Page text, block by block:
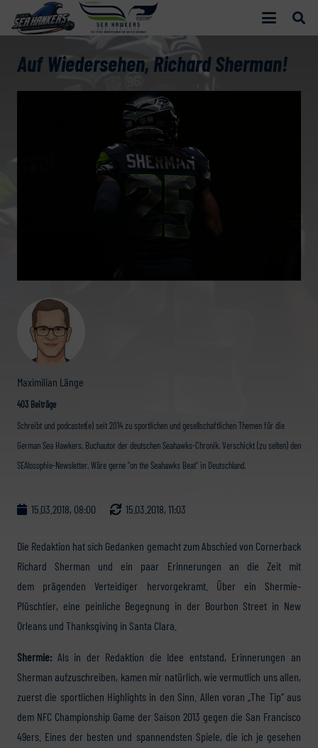
Maximilian Länge
403 Beiträge
Schreibt und podcastet(e) seit 2014 zu sportlichen und gesellschaftlichen Themen für die
German Sea Hawkers. Buchautor der deutschen Seahawks-Chronik. Verschickt (zu selten) den
SEAlosophie-Newsletter. Wäre gerne "on the Seahawks Beat" in Deutschland.
Auf Wiedersehen, Richard Sherman!
15.03.2018, 08:00 15.03.2018, 11:03
Die Redaktion hat sich Gedanken gemacht zum Abschied von Cornerback
Richard Sherman und ein paar Erinnerungen an die Zeit mit
dem prägenden Verteidiger hervorgekramt. Über ein Shermie-
Plüschtier, eine peinliche Begegnung in der Bourbon Street in New
Orleans und Thanksgiving in Santa Clara.
Shermie: Als in der Redaktion die Idee entstand, Erinnerungen an
Sherman aufzuschreiben, kamen mir natürlich, wie vermutlich uns allen,
zuerst die sportlichen Highlights in den Sinn. Allen voran „The Tip“ aus
dem NFC Championship Game der Saison 2013 gegen die San Francisco
49ers. Eines der besten und spannendsten Spiele, die ich je gesehen